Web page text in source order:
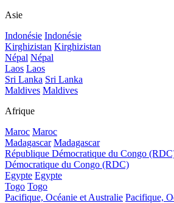
Asie
Indonésie Indonésie
Kirghizistan Kirghizistan
Népal Népal
Laos Laos
Sri Lanka Sri Lanka
Maldives Maldives
Afrique
Maroc Maroc
Madagascar Madagascar
République Démocratique du Congo
Démocratique du Congo (RDC)
Egypte Egypte
Togo Togo
Pacifique, Océanie et Australie Pacifique,